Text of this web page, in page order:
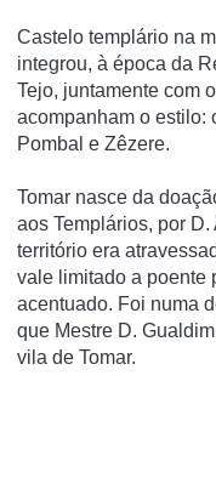
Castelo templário na
integrou, à época da
Tejo, juntamente com
acompanham o estilo:
Pombal e Zêzere.
Tomar nasce da
aos Templários, por
território era
vale limitado a poente
acentuado. Foi numa
que Mestre D.
vila de Tomar.